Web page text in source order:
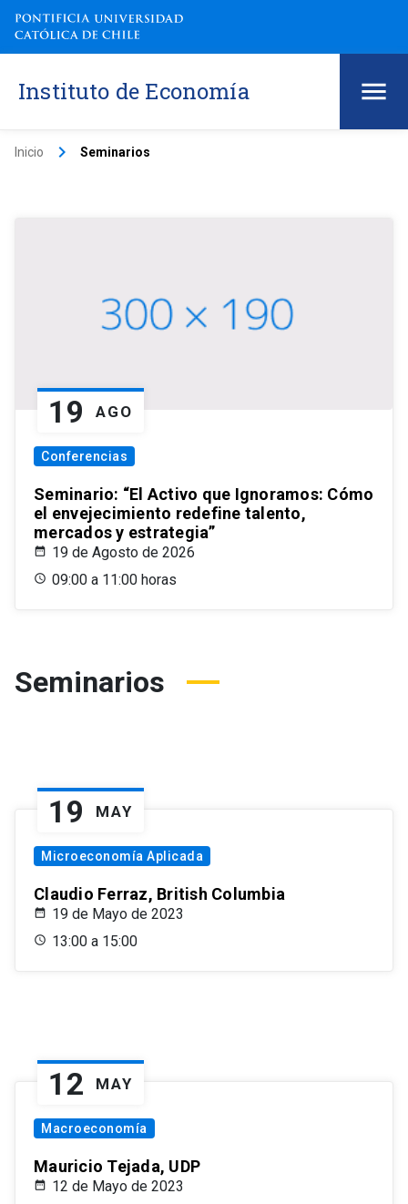
Instituto de Economía
Inicio keyboard_arrow_right Seminarios
19 AGO
Conferencias
Seminario: “El Activo que Ignoramos: Cómo
el envejecimiento redefine talento,
mercados y estrategia”
19 de Agosto de 2026
09:00 a 11:00 horas
Seminarios
19 MAY
Microeconomía Aplicada
Claudio Ferraz, British Columbia
19 de Mayo de 2023
13:00 a 15:00
12 MAY
Macroeconomía
Mauricio Tejada, UDP
12 de Mayo de 2023